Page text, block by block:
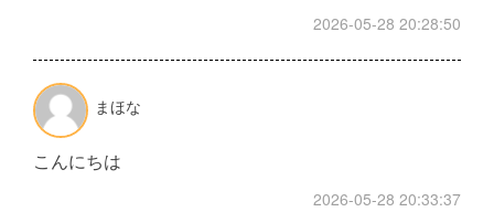
2026-05-28 20:28:50
まほな
こんにちは
2026-05-28 20:33:37